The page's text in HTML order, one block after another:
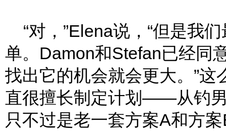
“对，”Elena说，“但是我
单。Damon和Stefan已经同
找出它的机会就会更大。”
直很擅长制定计划——从钓
只不过是老一套方案A和方